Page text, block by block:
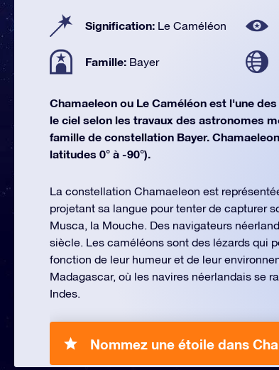
Signification: Le Caméléon
Famille: Bayer
Chamaeleon ou Le Caméléon est l'une des
le ciel selon les travaux des astronomes
famille de constellation Bayer.
latitudes 0° à -90°).
La constellation Chamaeleon est
projetant sa langue pour tenter de capturer
Musca, la Mouche. Des navigateurs
siècle. Les caméléons sont des lézards qui
fonction de leur humeur et de leur
Madagascar, où les navires néerlandais se
Indes.
Nommez une étoile dans